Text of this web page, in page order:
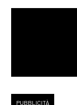
PUBBLICITÀ